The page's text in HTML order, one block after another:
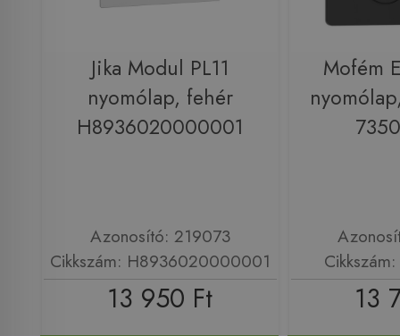
Jika Modul PL11
nyomólap, fehér
H8936020000001
Azonosító: 219073
Cikkszám: H8936020000001
13 950 Ft
Mofém
13